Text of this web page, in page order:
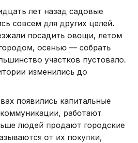
лет назад садовые
совсем для других целей.
посадить овощи, летом
осенью — собрать
участков пустовало.
изменились до
появились капитальные
работают
людей продают городские
от их покупки,